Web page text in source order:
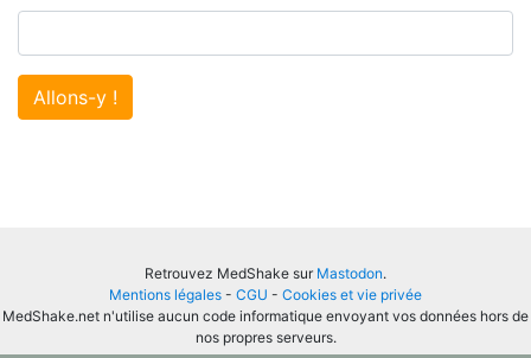
Allons-y !
Retrouvez MedShake sur Mastodon.
Mentions légales - CGU - Cookies et vie privée
MedShake.net n'utilise aucun code informatique envoyant vos données hors de
nos propres serveurs.